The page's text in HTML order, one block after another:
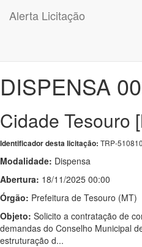
Alerta Licitação
DISPENSA
Cidade Tesouro
Identificador desta licitação: TRP-
Modalidade: Dispensa
Abertura: 18/11/2025 00:00
Órgão: Prefeitura de Tesouro (MT)
Objeto: Solicito a contratação de
demandas do Conselho Municipal
estruturação d...